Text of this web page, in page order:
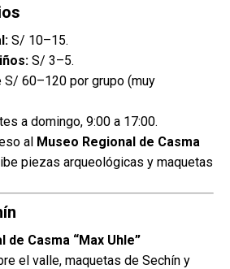
S/ 10–15.
S/ 3–5.
S/ 60–120 por grupo (muy
a domingo, 9:00 a 17:00.
al Museo Regional de Casma
piezas arqueológicas y maquetas
de Casma “Max Uhle”
el valle, maquetas de Sechín y